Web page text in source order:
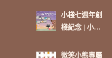
小棧七週年創
棧紀念 | 小熊
微笑小熊專屬